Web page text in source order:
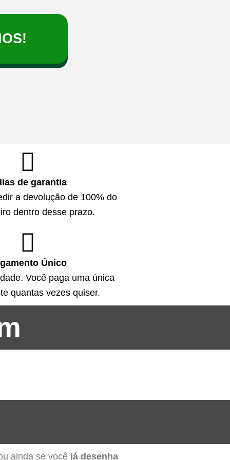
de garantia
a devolução de 100% do
dentro desse prazo.
Único
Você paga uma única
quantas vezes quiser.
ainda se você já desenha